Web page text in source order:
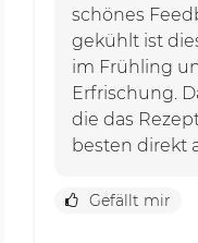
schönes
gekühlt ist
im Frühling
Erfrischung.
die das
besten direkt
Gefällt mir